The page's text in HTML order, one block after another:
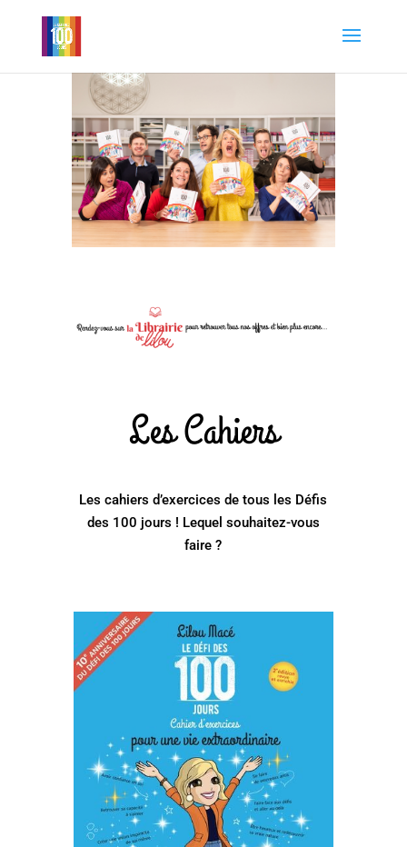
Les Cahiers
Les cahiers d’exercices de tous les Défis
des 100 jours ! Lequel souhaitez-vous
faire ?